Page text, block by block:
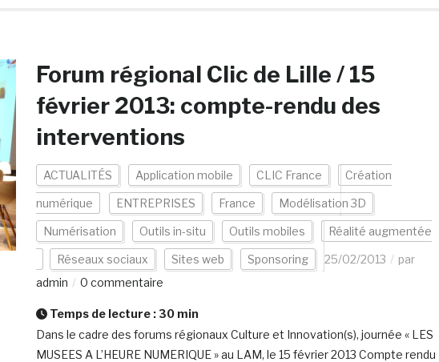
Forum régional Clic de Lille / 15
février 2013: compte-rendu des
interventions
ACTUALITÉS Application mobile CLIC France Création
numérique ENTREPRISES France Modélisation 3D
Numérisation Outils in-situ Outils mobiles Réalité augmentée
Réseaux sociaux Sites web Sponsoring 25/02/2013
par
admin
0 commentaire
Temps de lecture : 30 min
Dans le cadre des forums régionaux Culture et Innovation(s), journée « LES
MUSEES A L’HEURE NUMERIQUE » au LAM, le 15 février 2013 Compte rendu